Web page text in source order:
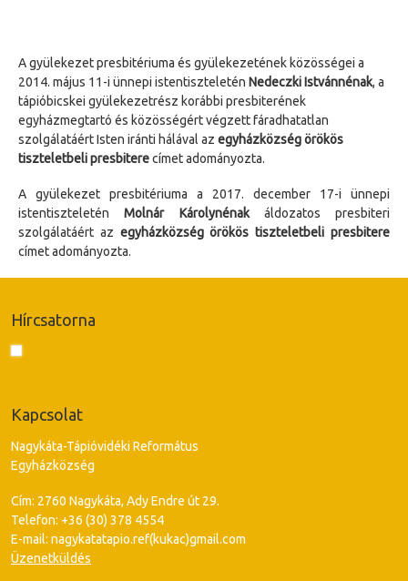
A gyülekezet presbitériuma és gyülekezetének közösségei a
2014. május 11-i ünnepi istentiszteletén Nedeczki Istvánnénak, a
tápióbicskei gyülekezetrész korábbi presbiterének
egyházmegtartó és közösségért végzett fáradhatatlan
szolgálatáért Isten iránti hálával az egyházközség örökös
tiszteletbeli presbiterecímet adományozta.
A gyülekezet presbitériuma a 2017. december 17-i ünnepi
istentiszteleténMolnár Károlynénak áldozatos presbiteri
szolgálatáért az egyházközség örökös tiszteletbeli presbitere
címet adományozta.
Hírcsatorna
Kapcsolat
Nagykáta-Tápióvidéki Református
Egyházközség
Cím: 2760 Nagykáta, Ady Endre út 29.
Telefon: +36 (30) 378 4554
E-mail: nagykatatapio.ref(kukac)gmail.com
Üzenetküldés